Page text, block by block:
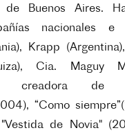
de Buenos Aires.
nacionales e
Krapp
Cia. Maguy
creadora de
“Como
de Novia"